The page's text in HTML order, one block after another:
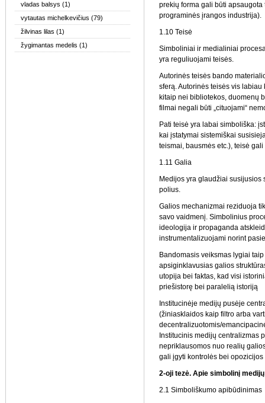
vladas balsys (1)
vytautas michelkevičius (79)
žilvinas lilas (1)
žygimantas medelis (1)
prekių forma gali būti
programinės įrangos industrija).
1.10 Teisė
Simboliniai ir medialiniai
yra reguliuojami teisės.
Autorinės teisės bando
sferą. Autorinės teisės vis
kitaip nei bibliotekos, duomenų
filmai negali būti „cituojami“
Pati teisė yra labai simboliška:
kai įstatymai sistemiškai
teismai, bausmės etc.), teisė
1.11 Galia
Medijos yra glaudžiai susijusios
polius.
Galios mechanizmai reziduoja
savo vaidmenį. Simbolinius
ideologija ir propaganda
instrumentalizuojami norint
Bandomasis veiksmas lygiai
apsiginklavusias galios
utopija bei faktas, kad visi
priešistorę bei paralelią istoriją
Institucinėje medijų pusėje
(žiniasklaidos kaip filtro arba
decentralizuotomis/
Institucinis medijų centralizmas
nepriklausomos nuo realių
gali įgyti kontrolės bei opozicijos
2-oji tezė. Apie simbolinį
2.1 Simboliškumo apibūdinimas